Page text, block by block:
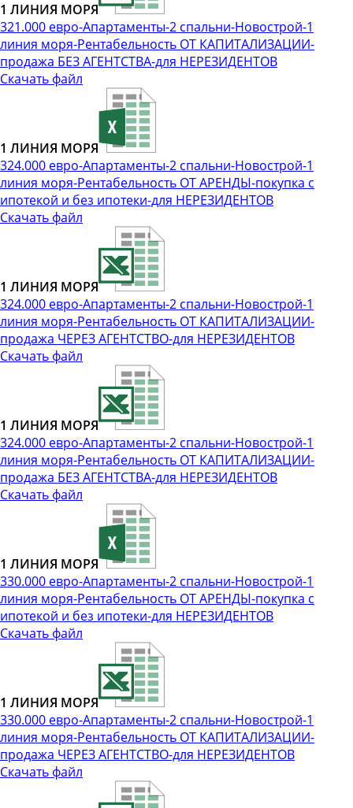
1 ЛИНИЯ МОРЯ
321.000 евро-Апартаменты-2 спальни-Новострой-1
линия моря-Рентабельность ОТ КАПИТАЛИЗАЦИИ-
продажа БЕЗ АГЕНТСТВА-для НЕРЕЗИДЕНТОВ
Скачать файл
1 ЛИНИЯ МОРЯ
324.000 евро-Апартаменты-2 спальни-Новострой-1
линия моря-Рентабельность ОТ АРЕНДЫ-покупка с
ипотекой и без ипотеки-для НЕРЕЗИДЕНТОВ
Скачать файл
1 ЛИНИЯ МОРЯ
324.000 евро-Апартаменты-2 спальни-Новострой-1
линия моря-Рентабельность ОТ КАПИТАЛИЗАЦИИ-
продажа ЧЕРЕЗ АГЕНТСТВО-для НЕРЕЗИДЕНТОВ
Скачать файл
1 ЛИНИЯ МОРЯ
324.000 евро-Апартаменты-2 спальни-Новострой-1
линия моря-Рентабельность ОТ КАПИТАЛИЗАЦИИ-
продажа БЕЗ АГЕНТСТВА-для НЕРЕЗИДЕНТОВ
Скачать файл
1 ЛИНИЯ МОРЯ
330.000 евро-Апартаменты-2 спальни-Новострой-1
линия моря-Рентабельность ОТ АРЕНДЫ-покупка с
ипотекой и без ипотеки-для НЕРЕЗИДЕНТОВ
Скачать файл
1 ЛИНИЯ МОРЯ
330.000 евро-Апартаменты-2 спальни-Новострой-1
линия моря-Рентабельность ОТ КАПИТАЛИЗАЦИИ-
продажа ЧЕРЕЗ АГЕНТСТВО-для НЕРЕЗИДЕНТОВ
Скачать файл